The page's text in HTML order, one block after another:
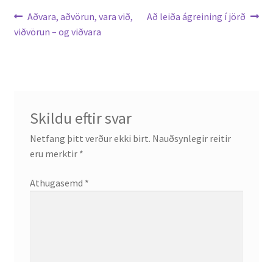
Leiðarkerfi
færslu
Previous
post:
Aðvara, aðvörun, vara við,
viðvörun – og viðvara
Next
Að leiða ágreining í jörð
Skildu eftir svar
Netfang þitt verður ekki birt. Nauðsynlegir reitir
eru merktir *
Athugasemd *